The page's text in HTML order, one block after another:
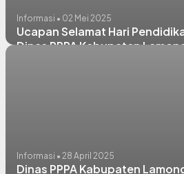
Informasi • 02 Mei 2025
Ucapan Selamat Hari
Dinas PPPA Kabupaten
Informasi • 28 April 2025
Dinas PPPA Kabupaten